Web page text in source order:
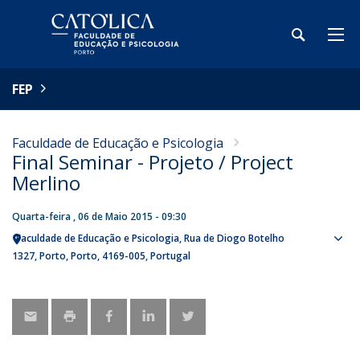
FEP
Faculdade de Educação e Psicologia
Final Seminar - Projeto / Project
Merlino
Quarta-feira , 06 de Maio 2015 - 09:30
Faculdade de Educação e Psicologia Rua de Diogo Botelho
1327 Porto Porto 4169-005 Portugal